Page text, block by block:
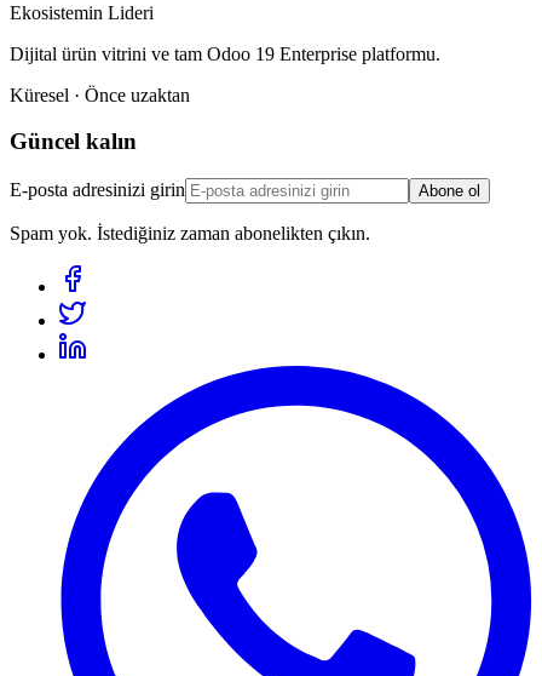
Ekosistemin Lideri
Dijital ürün vitrini ve tam Odoo 19 Enterprise platformu.
Küresel · Önce uzaktan
Güncel kalın
E-posta adresinizi girin Abone ol
Spam yok. İstediğiniz zaman abonelikten çıkın.